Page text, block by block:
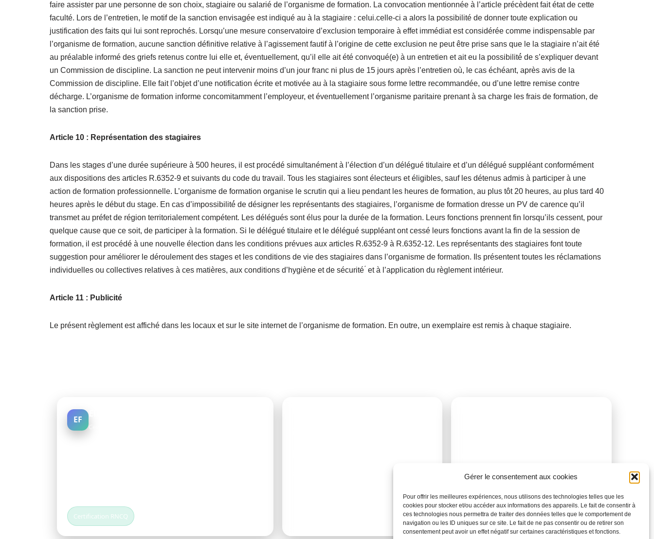
Gérer le consentement aux cookies
Pour offrir les meilleures expériences, nous utilisons des technologies telles que les
cookies pour stocker et/ou accéder aux informations des appareils. Le fait de consentir à
ces technologies nous permettra de traiter des données telles que le comportement de
navigation ou les ID uniques sur ce site. Le fait de ne pas consentir ou de retirer son
consentement peut avoir un effet négatif sur certaines caractéristiques et fonctions.
faire assister par une personne de son choix, stagiaire ou salarié de l’organisme de formation. La convocation mentionnée à l’article précèdent fait état de cette
faculté. Lors de l’entretien, le motif de la sanction envisagée est indiqué au à la stagiaire : celui.celle-ci a alors la possibilité de donner toute explication ou
justification des faits qui lui sont reprochés. Lorsqu’une mesure conservatoire d’exclusion temporaire à effet immédiat est considérée comme indispensable par
l’organisme de formation, aucune sanction définitive relative à l’agissement fautif à l’origine de cette exclusion ne peut être prise sans que le la stagiaire n’ait été
au préalable informé des griefs retenus contre lui elle et, éventuellement, qu’il elle ait été convoqué(e) à un entretien et ait eu la possibilité́ de s’expliquer devant
un Commission de discipline. La sanction ne peut intervenir moins d’un jour franc ni plus de 15 jours après l’entretien où, le cas échéant, après avis de la
Commission de discipline. Elle fait l’objet d’une notification écrite et motivée au à la stagiaire sous forme lettre recommandée, ou d’une lettre remise contre
décharge. L’organisme de formation informe concomitamment l’employeur, et éventuellement l’organisme paritaire prenant à sa charge les frais de formation, de
la sanction prise.
Article 10 : Représentation des stagiaires
Dans les stages d’une durée supérieure à 500 heures, il est procédé simultanément à l’élection d’un délégué titulaire et d’un délégué suppléant conformément
aux dispositions des articles R.6352-9 et suivants du code du travail. Tous les stagiaires sont électeurs et éligibles, sauf les détenus admis à participer à une
action de formation professionnelle. L’organisme de formation organise le scrutin qui a lieu pendant les heures de formation, au plus tôt 20 heures, au plus tard 40
heures après le début du stage. En cas d’impossibilité́ de désigner les représentants des stagiaires, l’organisme de formation dresse un PV de carence qu’il
transmet au préfet de région territorialement compétent. Les délégués sont élus pour la durée de la formation. Leurs fonctions prennent fin lorsqu’ils cessent, pour
quelque cause que ce soit, de participer à la formation. Si le délégué titulaire et le délégué suppléant ont cessé leurs fonctions avant la fin de la session de
formation, il est procédé à une nouvelle élection dans les conditions prévues aux articles R.6352-9 à R.6352-12. Les représentants des stagiaires font toute
suggestion pour améliorer le déroulement des stages et les conditions de vie des stagiaires dans l’organisme de formation. Ils présentent toutes les réclamations
individuelles ou collectives relatives à ces matières, aux conditions d’hygiène et de sécurité ́ et à l’application du règlement intérieur.
Article 11 : Publicité
Le présent règlement est affiché dans les locaux et sur le site internet de l’organisme de formation. En outre, un exemplaire est remis à chaque stagiaire.
EF
Certification RNCQ